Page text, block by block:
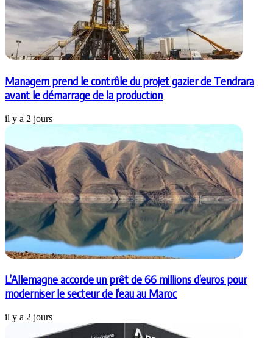
Managem prend le contrôle du projet gazier de Tendrara
avant le démarrage de la production
il y a 2 jours
L’Allemagne accorde un prêt de 66 millions d’euros pour
moderniser le secteur de l’eau au Maroc
il y a 2 jours